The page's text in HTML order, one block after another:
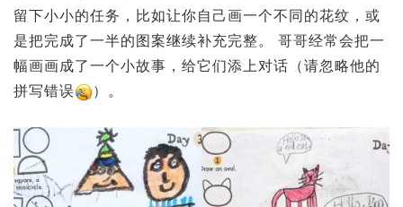
留下小小的任务，比如让你自己画一个不同的花纹，或
是把完成了一半的图案继续补充完整。 哥哥经常会把一
幅画画成了一个小故事，给它们添上对话（请忽略他的
拼写错误
）。